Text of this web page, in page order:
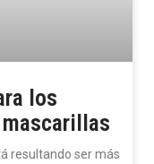
los
resultando ser más